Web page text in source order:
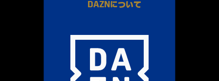
DAZNについて